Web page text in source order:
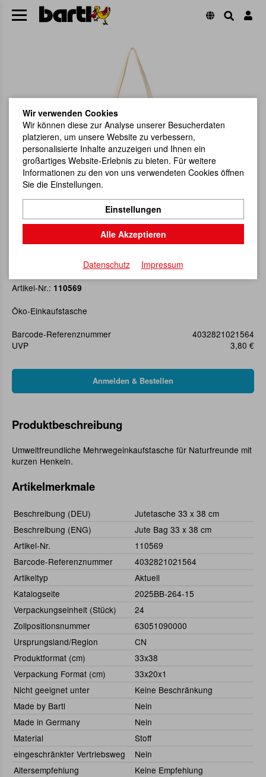
Jutetasche 33 x 38 cm
Artikel-Nr.: 110569
Öko-Einkaufstasche
Barcode-Referenznummer
4032821021564
UVP
3,80 €
Produktbeschreibung
Umweltfreundliche Mehrwegeinkaufstasche für Naturfreunde mit
kurzen Henkeln.
Artikelmerkmale
Beschreibung (DEU)
Jutetasche 33 x 38 cm
Beschreibung (ENG)
Jute Bag 33 x 38 cm
Artikel-Nr.
110569
Barcode-Referenznummer
4032821021564
Artikeltyp
Aktuell
Katalogseite
2025BB-264-15
Verpackungseinheit (Stück)
24
Zollpositionsnummer
63051090000
Ursprungsland/Region
CN
Produktformat (cm)
33x38
Verpackung Format (cm)
33x20x1
Nicht geeignet unter
Keine Beschränkung
Made by Bartl
Nein
Made in Germany
Nein
Material
Stoff
eingeschränkter Vertriebsweg
Nein
Altersempfehlung
Keine Empfehlung
Wir verwenden Cookies
Wir können diese zur Analyse unserer Besucherdaten
platzieren, um unsere Website zu verbessern,
personalisierte Inhalte anzuzeigen und Ihnen ein
großartiges Website-Erlebnis zu bieten. Für weitere
Informationen zu den von uns verwendeten Cookies öffnen
Sie die Einstellungen.
Einstellungen
Alle Akzeptieren
Datenschutz Impressum